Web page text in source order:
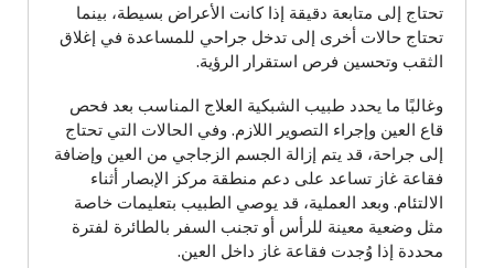
تحتاج إلى متابعة دقيقة إذا كانت الأعراض بسيطة، بينما
تحتاج حالات أخرى إلى تدخل جراحي للمساعدة في إغلاق
الثقب وتحسين فرص استقرار الرؤية.
وغالبًا ما يحدد طبيب الشبكية العلاج المناسب بعد فحص
قاع العين وإجراء التصوير اللازم. وفي الحالات التي تحتاج
إلى جراحة، قد يتم إزالة الجسم الزجاجي من العين وإضافة
فقاعة غاز تساعد على دعم منطقة مركز الإبصار أثناء
الالتئام. وبعد العملية، قد يوصي الطبيب بتعليمات خاصة
مثل وضعية معينة للرأس أو تجنب السفر بالطائرة لفترة
محددة إذا وُجدت فقاعة غاز داخل العين.